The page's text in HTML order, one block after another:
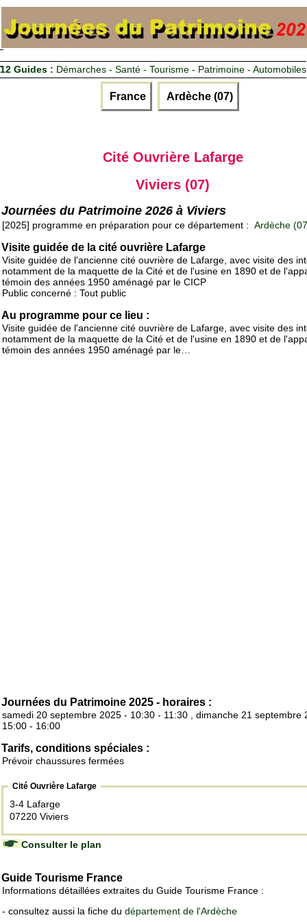
12 Guides : Démarches - Santé - Tourisme - Patrimoine - Automobiles
France Ardèche (07)
Cité Ouvrière Lafarge
Viviers (07)
Journées du Patrimoine 2026 à Viviers
[2025] programme en préparation pour ce département : Ardèche
Visite guidée de la cité ouvrière Lafarge
Visite guidée de l'ancienne cité ouvrière de Lafarge, avec visite des
notamment de la maquette de la Cité et de l'usine en 1890 et de
témoin des années 1950 aménagé par le CICP
Public concerné : Tout public
Au programme pour ce lieu :
Visite guidée de l'ancienne cité ouvrière de Lafarge, avec visite des
notamment de la maquette de la Cité et de l'usine en 1890 et de
témoin des années 1950 aménagé par le…
Journées du Patrimoine 2025 - horaires :
samedi 20 septembre 2025 - 10:30 - 11:30 , dimanche 21 septembre
15:00 - 16:00
Tarifs, conditions spéciales :
Prévoir chaussures fermées
Cité Ouvrière Lafarge
3-4 Lafarge
07220 Viviers
Consulter le plan
Guide Tourisme France
Informations détaillées extraites du Guide Tourisme France :
- consultez aussi la fiche du département de l'Ardèche